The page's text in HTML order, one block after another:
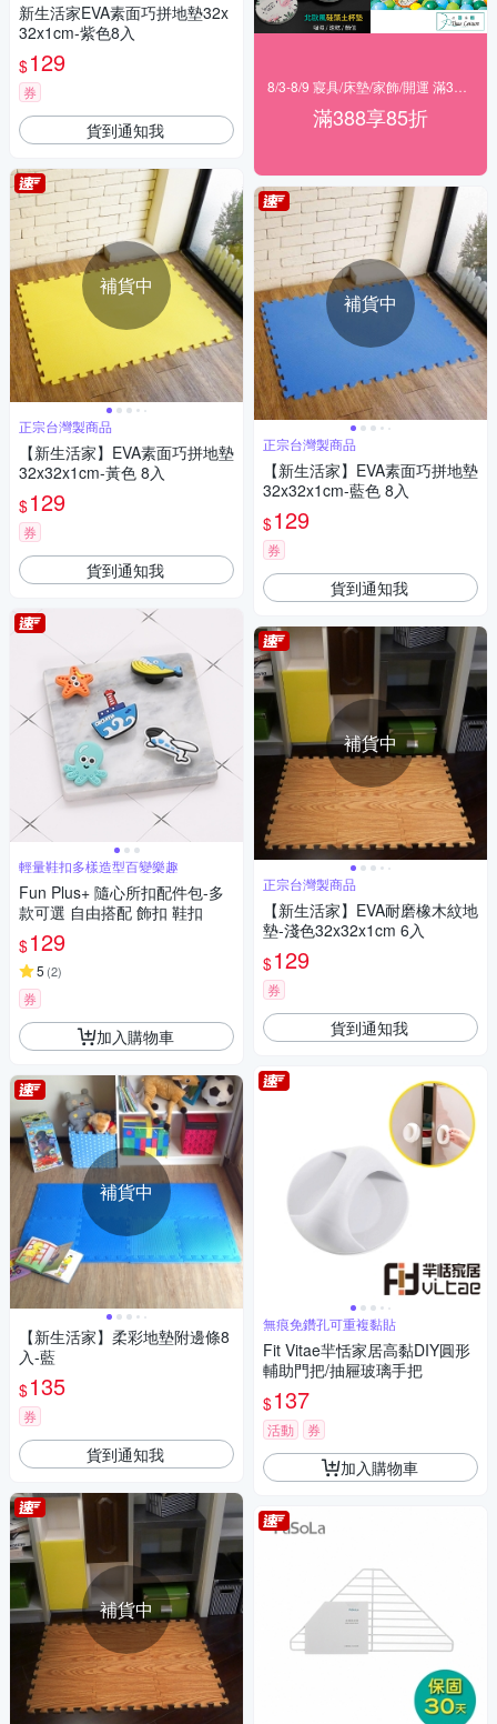
新生活家EVA素面巧拼地墊32x
32x1cm-紫色8入
$129
券
貨到通知我
補貨中
正宗台灣製商品
【新生活家】EVA素面巧拼地墊
32x32x1cm-黃色 8入
$129
券
貨到通知我
輕量鞋扣多樣造型百變樂趣
Fun Plus+ 隨心所扣配件包-多
款可選 自由搭配 飾扣 鞋扣
$129
5 (2)
券
加入購物車
補貨中
【新生活家】柔彩地墊附邊條8
入-藍
$135
券
貨到通知我
補貨中
滿388享85折
補貨中
正宗台灣製商品
【新生活家】EVA素面巧拼地墊
32x32x1cm-藍色 8入
$129
券
貨到通知我
補貨中
正宗台灣製商品
【新生活家】EVA耐磨橡木紋地
墊-淺色32x32x1cm 6入
$129
券
貨到通知我
無痕免鑽孔可重複黏貼
Fit Vitae羋恬家居高黏DIY圓形
輔助門把/抽屜玻璃手把
$137
活動 券
加入購物車